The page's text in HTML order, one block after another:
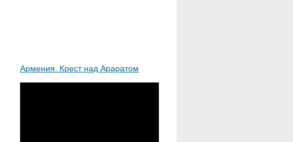
Армения. Крест над Араратом